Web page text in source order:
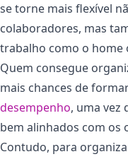
se torne mais flexível
colaboradores, mas
trabalho como o home
Quem consegue
mais chances de
desempenho, uma vez
bem alinhados com os
Contudo, para